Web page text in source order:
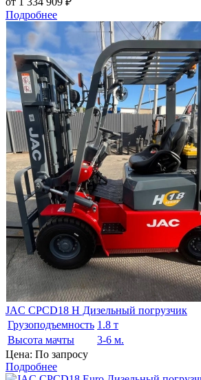
Подробнее
JAC CPCD18 H Дизельный погрузчик
Грузоподъемность 1.8 т
Высота мачты
3-6 м.
Цена: По запросу
Подробнее